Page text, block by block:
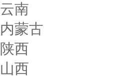
云南
内蒙古
陕西
山西